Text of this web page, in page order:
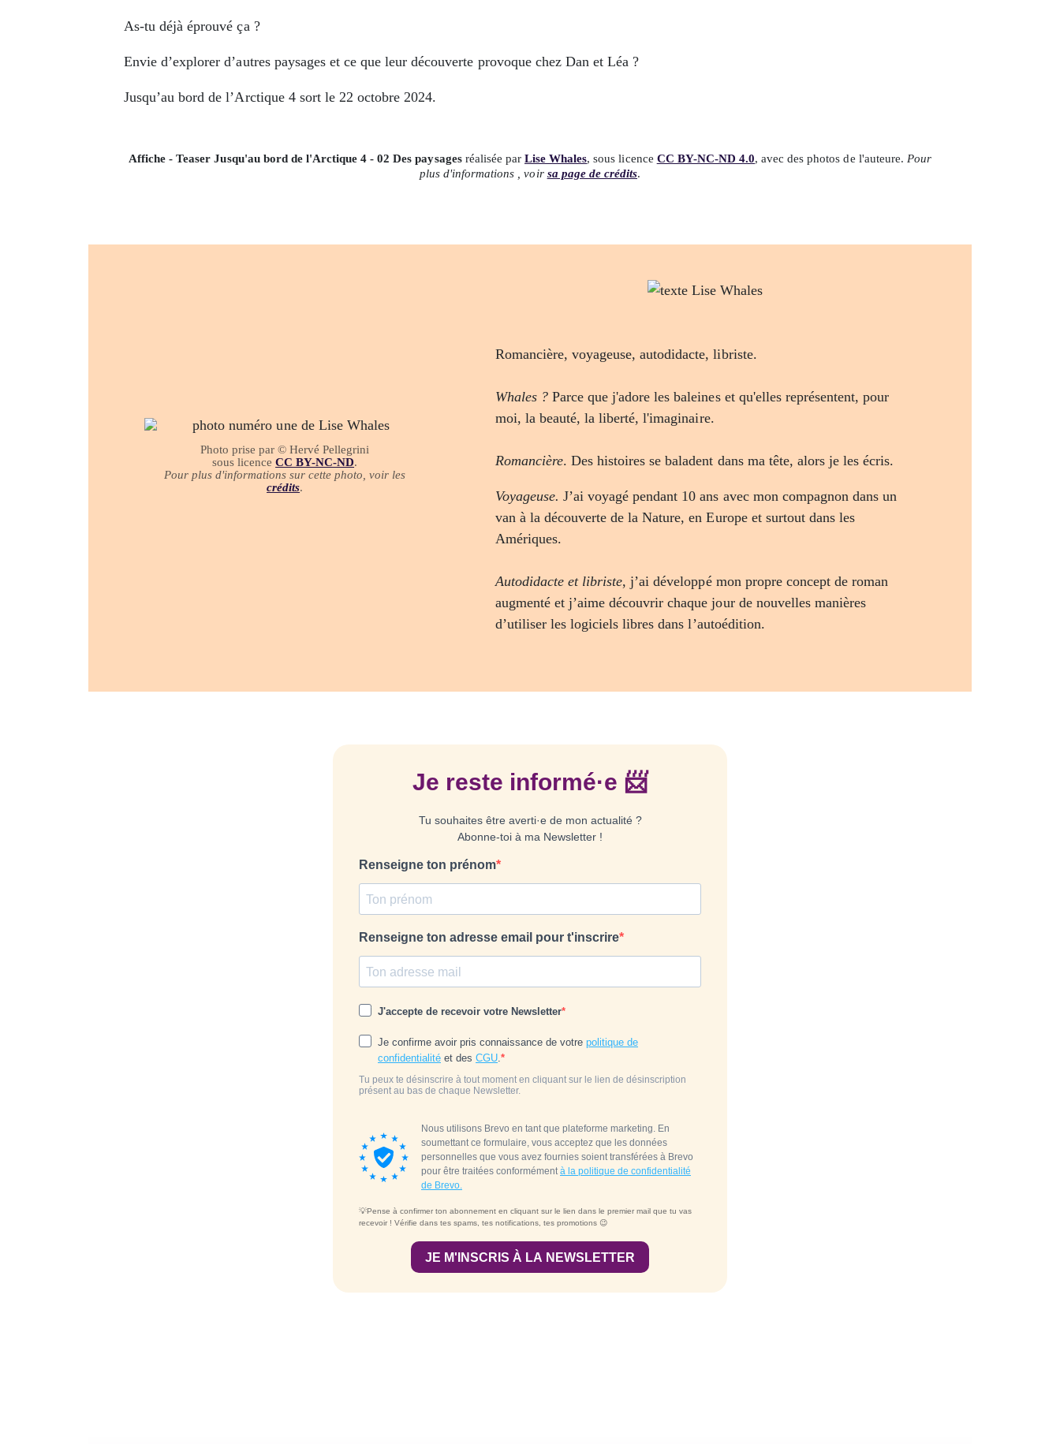
As-tu déjà éprouvé ça ?
Envie d’explorer d’autres paysages et ce que leur découverte provoque chez Dan et Léa ?
Jusqu’au bord de l’Arctique 4 sort le 22 octobre 2024.
Affiche - Teaser Jusqu'au bord de l'Arctique 4 - 02 Des paysagesréalisée par Lise Whales, sous licence CC BY-NC-ND 4.0, avec des photos de l'auteure. Pour
plus d'informations , voir sa page de crédits.
Photo prise par © Hervé Pellegrini
sous licenceCC BY-NC-ND.
Pour plus d'informations sur cette photo, voir les
crédits.
Romancière, voyageuse, autodidacte, libriste.
Whales ?Parce que j'adore les baleines et qu'elles représentent, pour
moi, la beauté, la liberté, l'imaginaire.
Romancière. Des histoires se baladent dans ma tête, alors je les écris.
Voyageuse. J’ai voyagé pendant 10 ans avec mon compagnon dans un
van à la découverte de la Nature, en Europe et surtout dans les
Amériques.
Autodidacte et libriste, j’ai développé mon propre concept de roman
augmenté et j’aime découvrir chaque jour de nouvelles manières
d’utiliser les logiciels libres dans l’autoédition.